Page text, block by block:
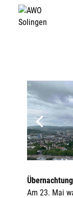
Am 23. Mai